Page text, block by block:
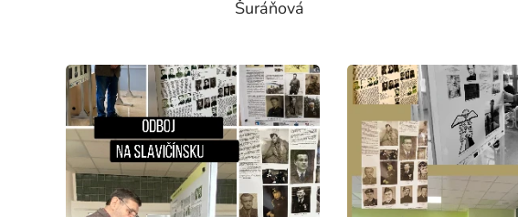
Šuráňová